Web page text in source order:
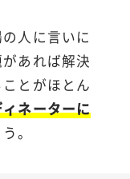
人に言いに
あれば解決
とがほとん
ネーターに
。